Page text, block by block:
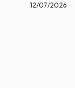
12/07/2026